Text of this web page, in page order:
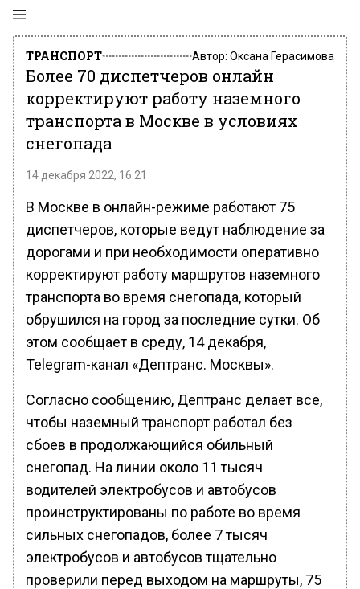
ТРАНСПОРТ Автор: Оксана Герасимова
Более 70 диспетчеров онлайн
корректируют работу наземного
транспорта в Москве в условиях
снегопада
14 декабря 2022, 16:21
В Москве в онлайн-режиме работают 75
диспетчеров, которые ведут наблюдение за
дорогами и при необходимости оперативно
корректируют работу маршрутов наземного
транспорта во время снегопада, который
обрушился на город за последние сутки. Об
этом сообщает в среду, 14 декабря,
Telegram-канал «Дептранс. Москвы».
Согласно сообщению, Дептранс делает все,
чтобы наземный транспорт работал без
сбоев в продолжающийся обильный
снегопад. На линии около 11 тысяч
водителей электробусов и автобусов
проинструктированы по работе во время
сильных снегопадов, более 7 тысяч
электробусов и автобусов тщательно
проверили перед выходом на маршруты, 75